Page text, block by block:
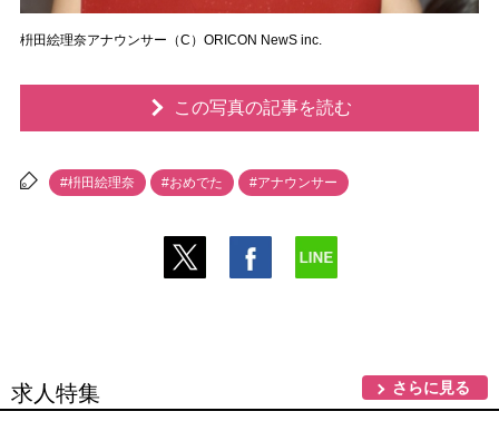
枡田絵理奈アナウンサー（C）ORICON NewS inc.
この写真の記事を読む
#枡田絵理奈 #おめでた #アナウンサー
求人特集 さらに見る